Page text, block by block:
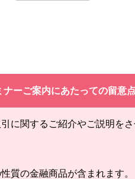
ナーご案内にあたっての留意点
に関するご紹介やご説明を
質の金融商品が含まれます。